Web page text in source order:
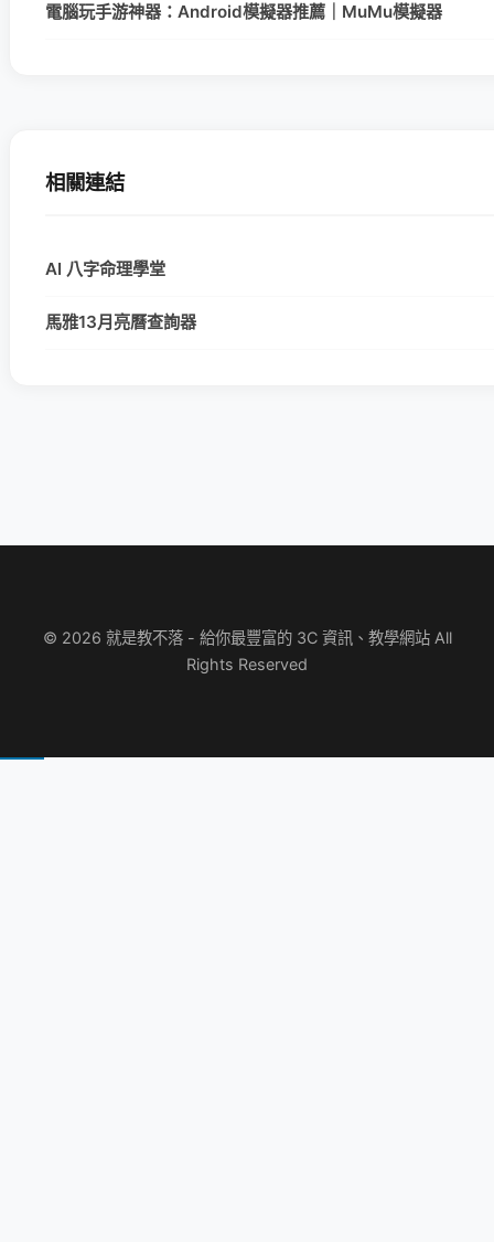
電腦玩手游神器：Android模擬器推薦｜MuMu模擬器
相關連結
AI 八字命理學堂
馬雅13月亮曆查詢器
© 2026 就是教不落 - 給你最豐富的 3C 資訊、教學網站 All
Rights Reserved